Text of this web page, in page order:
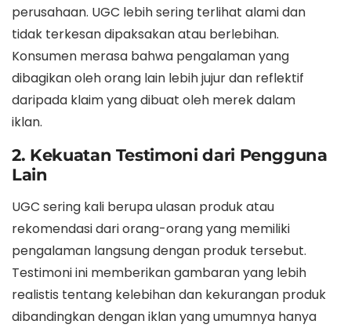
perusahaan. UGC lebih sering terlihat alami dan
tidak terkesan dipaksakan atau berlebihan.
Konsumen merasa bahwa pengalaman yang
dibagikan oleh orang lain lebih jujur dan reflektif
daripada klaim yang dibuat oleh merek dalam
iklan.
2. Kekuatan Testimoni dari Pengguna
Lain
UGC sering kali berupa ulasan produk atau
rekomendasi dari orang-orang yang memiliki
pengalaman langsung dengan produk tersebut.
Testimoni ini memberikan gambaran yang lebih
realistis tentang kelebihan dan kekurangan produk
dibandingkan dengan iklan yang umumnya hanya